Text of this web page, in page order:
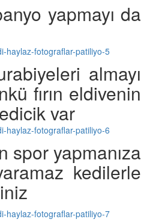
yapmayı da
almayı
fırın eldivenin
var
spor yapmanıza
kedilerle